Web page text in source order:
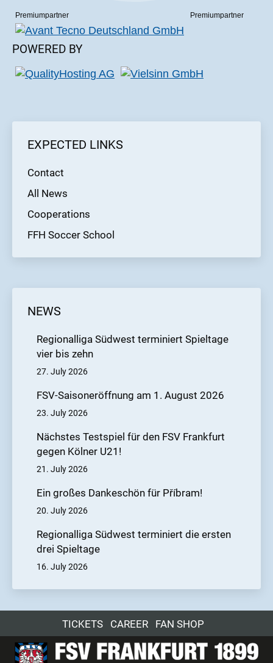
Premiumpartner Premiumpartner
POWERED BY
EXPECTED LINKS
Contact
All News
Cooperations
FFH Soccer School
NEWS
Regionalliga Südwest terminiert Spieltage
vier bis zehn
27. July 2026
FSV-Saisoneröffnung am 1. August 2026
23. July 2026
Nächstes Testspiel für den FSV Frankfurt
gegen Kölner U21!
21. July 2026
Ein großes Dankeschön für Příbram!
20. July 2026
Regionalliga Südwest terminiert die ersten
drei Spieltage
16. July 2026
TICKETS CAREER FAN SHOP